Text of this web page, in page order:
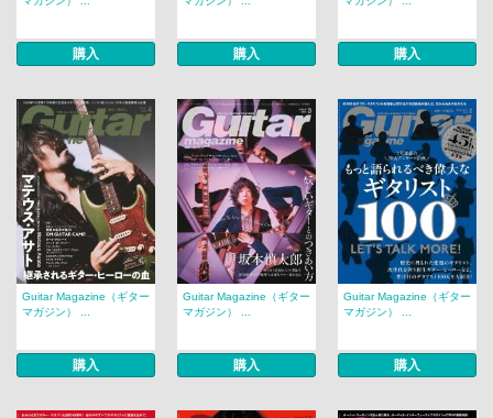
購入 購入 購入
Guitar Magazine（ギター
マガジン） ...
購入
Guitar Magazine（ギター
マガジン） ...
購入
Guitar Magazine（ギター
マガジン） ...
購入